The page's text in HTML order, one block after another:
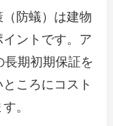
防蟻）は建物
ントです。ア
長期初期保証を
ころにコスト
。